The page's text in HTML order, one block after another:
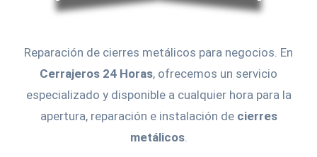
Reparación de cierres metálicos para negocios. En
Cerrajeros 24 Horas, ofrecemos un servicio
especializado y disponible a cualquier hora para la
apertura, reparación e instalación de cierres
metálicos.